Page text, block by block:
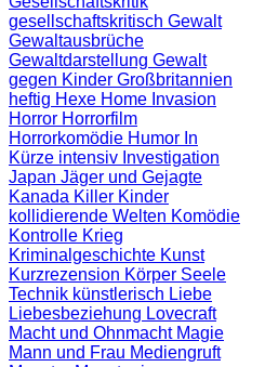
gesellschaftskritisch Gewalt
Gewaltausbrüche
Gewaltdarstellung Gewalt
gegen Kinder Großbritannien
heftig Hexe Home Invasion
Horror Horrorfilm
Horrorkomödie Humor In
Kürze intensiv Investigation
Japan Jäger und Gejagte
Kanada Killer Kinder
kollidierende Welten Komödie
Kontrolle Krieg
Kriminalgeschichte Kunst
Kurzrezension Körper Seele
Technik künstlerisch Liebe
Liebesbeziehung Lovecraft
Macht und Ohnmacht Magie
Mann und Frau Mediengruft